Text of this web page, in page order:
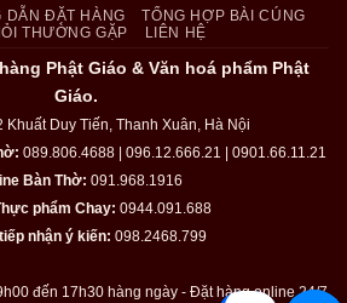
Delivery
DẪN ĐẶT HÀNG
TỔNG HỢP BÀI CÚNG
THƯỜNG GẶP
LIÊN HỆ
Phật Giáo & Văn hoá phẩm Phật
Giáo.
Khuất Duy Tiến, Thanh Xuân, Hà Nội
089.806.4688 | 096.12.666.21 | 0901.66.11.21
Bàn Thờ: 091.968.1916
phẩm Chay: 0944.091.688
nhận ý kiến: 098.2468.799
đến 17h30 hàng ngày - Đặt hàng online 24/7